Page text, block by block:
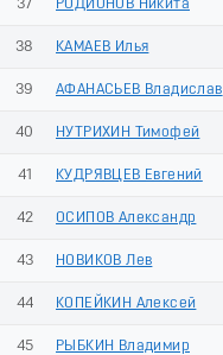
37 РОДИОНОВ Никита
38 КАМАЕВ Илья
39 АФАНАСЬЕВ Владислав
40 НУТРИХИН Тимофей
41 КУДРЯВЦЕВ Евгений
42 ОСИПОВ Александр
43 НОВИКОВ Лев
44 КОПЕЙКИН Алексей
45 РЫБКИН Владимир